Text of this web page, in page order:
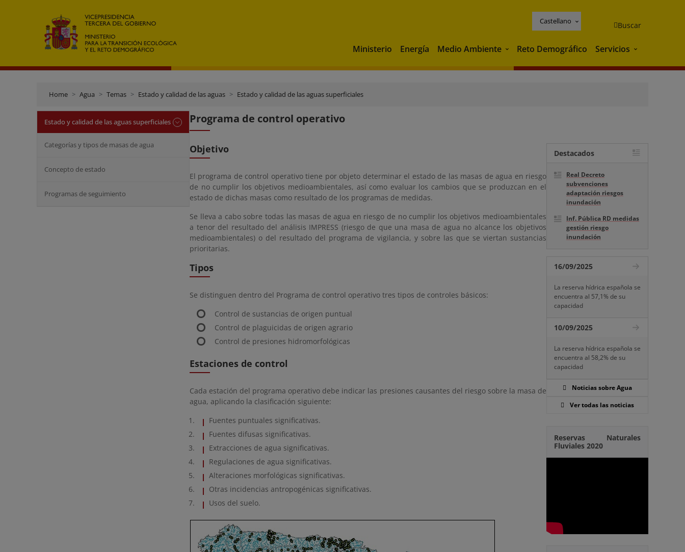
Castellano Buscar
Ministerio Energía Medio Ambiente Medio Ambiente
Reto Demográfico Servicios Servicios
Home Agua Temas Estado y calidad de las aguas Estado y calidad de las aguas superficiales
Estado y calidad de las aguas superficiales
Categorías y tipos de masas de agua
Concepto de estado
Programas de seguimiento
Programa de control operativo
Objetivo
El programa de control operativo tiene por objeto determinar el estado de las masas de agua en riesgo
de no cumplir los objetivos medioambientales, así como evaluar los cambios que se produzcan en el
estado de dichas masas como resultado de los programas de medidas.
Se lleva a cabo sobre todas las masas de agua en riesgo de no cumplir los objetivos medioambientales
a tenor del resultado del análisis IMPRESS (riesgo de que una masa de agua no alcance los objetivos
medioambientales) o del resultado del programa de vigilancia, y sobre las que se viertan sustancias
prioritarias.
Tipos
Se distinguen dentro del Programa de control operativo tres tipos de controles básicos:
Control de sustancias de origen puntual
Control de plaguicidas de origen agrario
Control de presiones hidromorfológicas
Estaciones de control
Cada estación del programa operativo debe indicar las presiones causantes del riesgo sobre la masa de
agua, aplicando la clasificación siguiente:
Fuentes puntuales significativas.
Fuentes difusas significativas.
Extracciones de agua significativas.
Regulaciones de agua significativas.
Alteraciones morfológicas significativas.
Otras incidencias antropogénicas significativas.
Usos del suelo.
Destacados
Real Decreto
subvenciones
adaptación riesgos
inundación
Inf. Pública RD medidas
gestión riesgo
inundación
16/09/2025
La reserva hídrica española se
encuentra al 57,1% de su
capacidad
10/09/2025
La reserva hídrica española se
encuentra al 58,2% de su
capacidad
Noticias sobre Agua
Ver todas las noticias
Reservas Naturales
Fluviales 2020